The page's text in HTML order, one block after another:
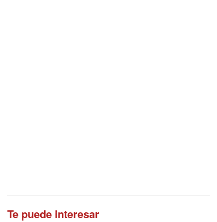
Te puede interesar